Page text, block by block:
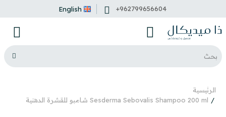
+962799656604
English
الرئيسية
Sesderma Sebovalis Shampoo 200 ml شامبو للقشرة الدهنية